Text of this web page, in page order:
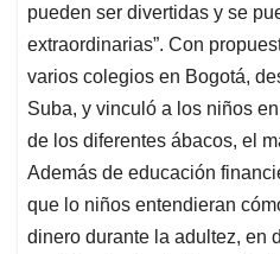
pueden ser divertidas y se
extraordinarias”. Con
varios colegios en Bogotá,
Suba, y vinculó a los niños
de los diferentes ábacos, el
Además de educación
que lo niños entendieran
dinero durante la adultez, en